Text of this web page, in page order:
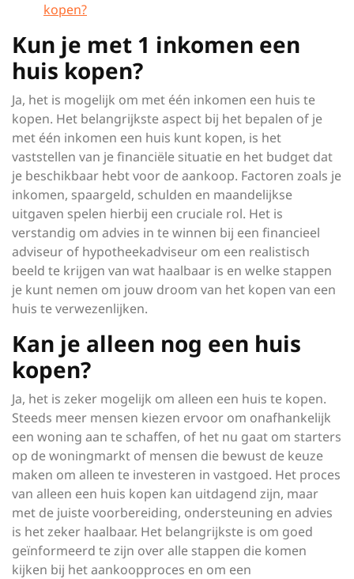
kopen?
Kun je met 1 inkomen een
huis kopen?
Ja, het is mogelijk om met één inkomen een huis te
kopen. Het belangrijkste aspect bij het bepalen of je
met één inkomen een huis kunt kopen, is het
vaststellen van je financiële situatie en het budget dat
je beschikbaar hebt voor de aankoop. Factoren zoals je
inkomen, spaargeld, schulden en maandelijkse
uitgaven spelen hierbij een cruciale rol. Het is
verstandig om advies in te winnen bij een financieel
adviseur of hypotheekadviseur om een realistisch
beeld te krijgen van wat haalbaar is en welke stappen
je kunt nemen om jouw droom van het kopen van een
huis te verwezenlijken.
Kan je alleen nog een huis
kopen?
Ja, het is zeker mogelijk om alleen een huis te kopen.
Steeds meer mensen kiezen ervoor om onafhankelijk
een woning aan te schaffen, of het nu gaat om starters
op de woningmarkt of mensen die bewust de keuze
maken om alleen te investeren in vastgoed. Het proces
van alleen een huis kopen kan uitdagend zijn, maar
met de juiste voorbereiding, ondersteuning en advies
is het zeker haalbaar. Het belangrijkste is om goed
geïnformeerd te zijn over alle stappen die komen
kijken bij het aankoopproces en om een